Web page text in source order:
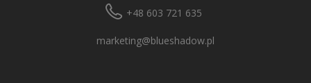
Regular price:
+48 603 721 635
marketing@blueshadow.pl